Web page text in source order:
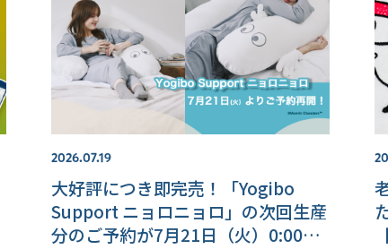
2026.07.19
大好評につき即完売！「Yogibo
Support ニョロニョロ」の次回生産
分のご予約が7月21日（火）0:00よ